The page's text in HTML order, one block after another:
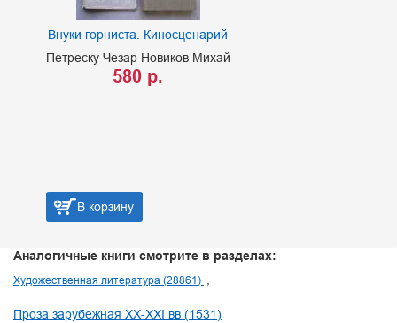
Внуки горниста. Киносценарий
Петреску Чезар Новиков Михай
580 р.
В корзину
Аналогичные книги смотрите в разделах:
Художественная литература (28861)
Проза зарубежная XX-XXI вв (1531)